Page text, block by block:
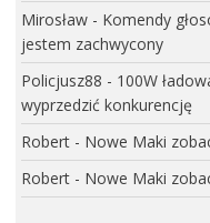
Mirosław- Komendy
jestem zachwycony
Policjusz88 - 100W
wyprzedzić konkurencję
Robert- Nowe Maki
Robert- Nowe Maki